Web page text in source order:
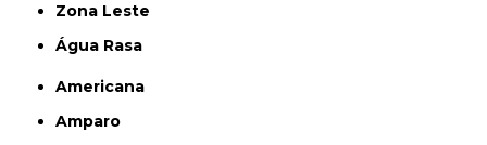
Zona Leste
Água Rasa
Americana
Amparo